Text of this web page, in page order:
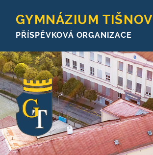
GYMNÁZIUM TIŠNOV
PŘÍSPĚVKOVÁ ORGANIZACE